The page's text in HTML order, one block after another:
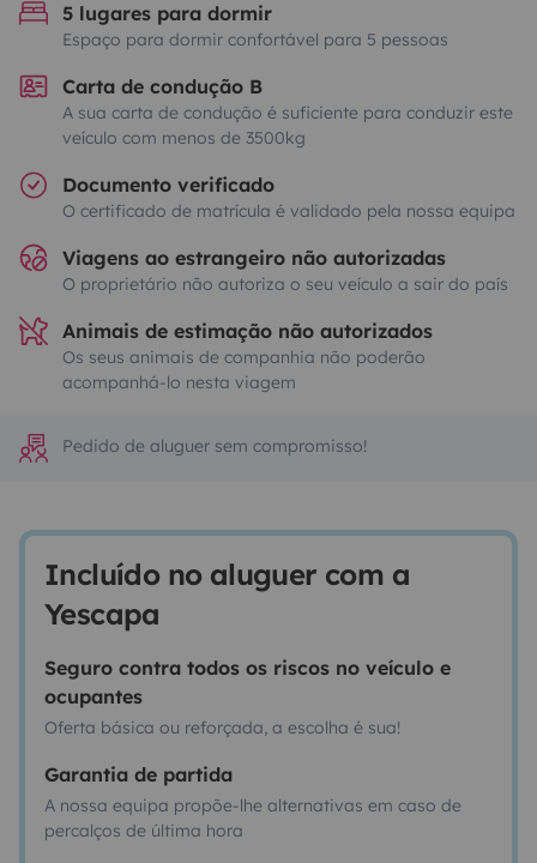
5 lugares para dormir
Espaço para dormir confortável para 5 pessoas
Carta de condução B
A sua carta de condução é suficiente para conduzir este
veículo com menos de 3500kg
Documento verificado
O certificado de matrícula é validado pela nossa equipa
Viagens ao estrangeiro não autorizadas
O proprietário não autoriza o seu veículo a sair do país
Animais de estimação não autorizados
Os seus animais de companhia não poderão
acompanhá-lo nesta viagem
Pedido de aluguer sem compromisso!
Incluído no aluguer com a
Yescapa
Seguro contra todos os riscos no veículo e
ocupantes
Oferta básica ou reforçada, a escolha é sua!
Garantia de partida
A nossa equipa propõe-lhe alternativas em caso de
percalços de última hora